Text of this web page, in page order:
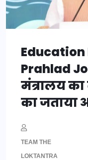
Prahlad
मंत्रालय का
का जताया
TEAM THE
LOKTANTRA